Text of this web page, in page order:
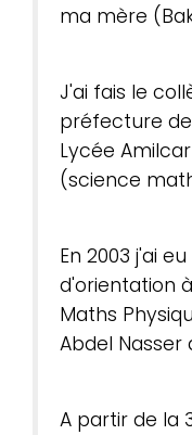
ma mère
J'ai fais le
préfecture
Lycée
(science
En 2003 j'ai
d'orientation
Maths
Abdel Nasser
A partir de la